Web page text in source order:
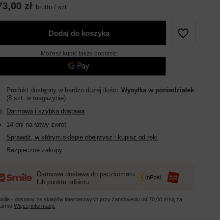
zł brutto /szt.
Dodaj do koszyka
Możesz kupić także poprzez:
Produkt dostępny w bardzo dużej ilości Wysyłkaw poniedziałek
(8 szt. w magazynie)
Darmowa i szybka dostawa
14 dni na łatwy zwrot
Sprawdź, w którym sklepie obejrzysz i kupisz od ręki
Bezpieczne zakupy
Darmowa dostawa do paczkomatu
lub punktu odbioru
- dostawy ze sklepów internetowych przy zamówieniu od 70,00 zł są za
Więcej informacji.